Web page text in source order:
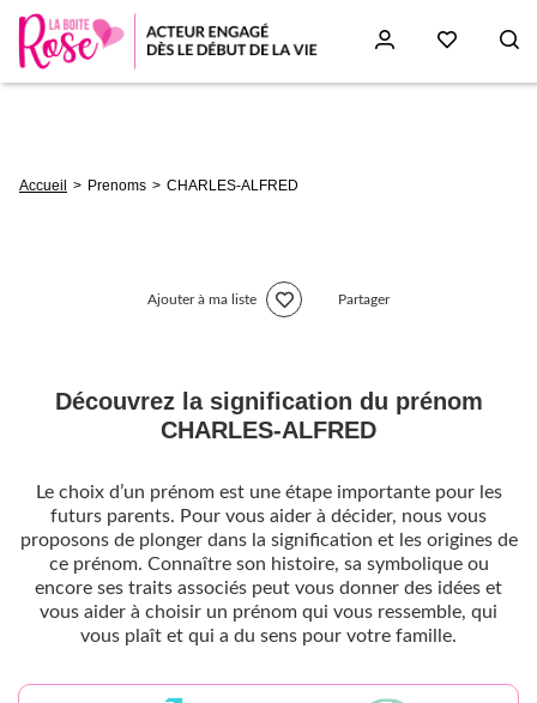
d'Ariane
Accueil Prenoms CHARLES-ALFRED
Ajouter à ma liste Partager
Découvrez la signification du prénom
CHARLES-ALFRED
Le choix d’un prénom est une étape importante pour les
futurs parents. Pour vous aider à décider, nous vous
proposons de plonger dans la signification et les origines de
ce prénom. Connaître son histoire, sa symbolique ou
encore ses traits associés peut vous donner des idées et
vous aider à choisir un prénom qui vous ressemble, qui
vous plaît et qui a du sens pour votre famille.